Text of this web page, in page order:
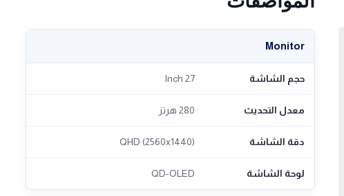
Monitor
حجم الشاشة 27 Inch
معدل التحديث 280 هرتز
دقة الشاشة QHD (2560x1440)
لوحة الشاشة QD-OLED